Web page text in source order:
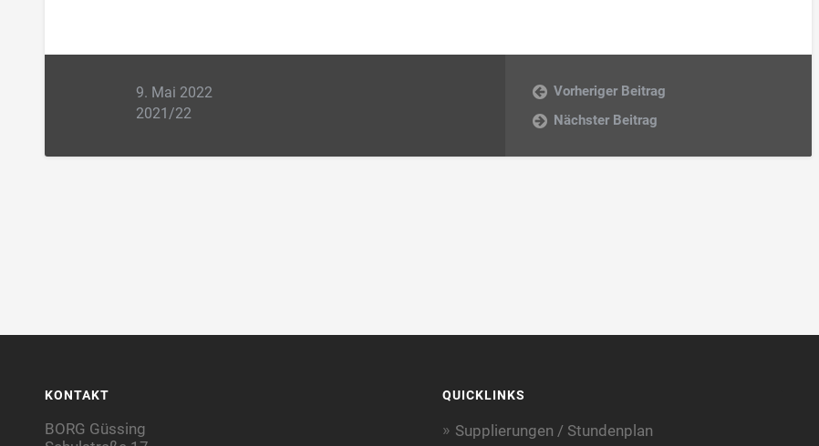
9. Mai 2022
2021/22
Vorheriger Beitrag
Nächster Beitrag
KONTAKT
BORG Güssing
QUICKLINKS
Supplierungen / Stundenplan